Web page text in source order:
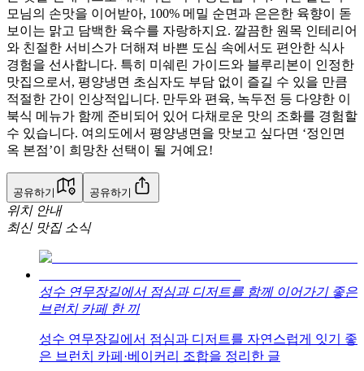
모님의 손맛을 이어받아, 100% 메밀 순면과 은은한 육향이 돋
보이는 맑고 담백한 육수를 자랑하지요. 깔끔한 원목 인테리어
와 친절한 서비스가 더해져 바쁜 도심 속에서도 편안한 식사
경험을 선사합니다. 특히 미쉐린 가이드와 블루리본이 인정한
맛집으로서, 평양냉면 초심자도 부담 없이 즐길 수 있을 만큼
적절한 간이 인상적입니다. 만두와 편육, 녹두전 등 다양한 이
북식 메뉴가 함께 준비되어 있어 다채로운 맛의 조화를 경험할
수 있습니다. 여의도에서 평양냉면을 맛보고 싶다면 ‘정인면
옥 본점’이 희망찬 선택이 될 거예요!
공유하기 공유하기
위치 안내
최신 맛집 소식
성수 연무장길에서 점심과 디저트를 함께 이어가기 좋은
브런치 카페 한 끼
성수 연무장길에서 점심과 디저트를 자연스럽게 잇기 좋
은 브런치 카페·베이커리 조합을 정리한 글